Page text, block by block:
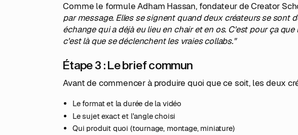
Comme le formule Adham Hassan, fondateur de Creator
par message. Elles se signent quand deux créateurs se sont
échange qui a déjà eu lieu en chair et en os. C'est pour ça
c'est là que se déclenchent les vraies collabs."
Étape 3 : Le brief commun
Avant de commencer à produire quoi que ce soit, les deux
Le format et la durée de la vidéo
Le sujet exact et l'angle choisi
Qui produit quoi (tournage, montage, miniature)